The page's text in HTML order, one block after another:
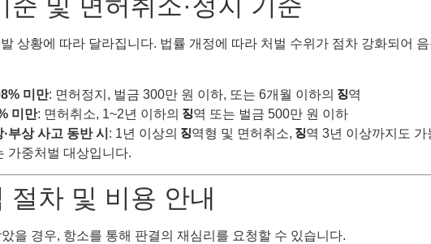
및 면허취소·정지 기준
상황에 따라 달라집니다. 법률 개정에 따라 처벌 수위가 점차 강화되어
미만: 면허정지, 벌금 300만 원 이하, 또는 6개월 이하의 징역
미만: 면허취소, 1~2년 이하의 징역 또는 벌금 500만 원 이하
부상 사고 동반 시 : 1년 이상의 징역형 및 면허취소, 징역 3년 이상까지도 가
가중처벌 대상입니다.
절차 및 비용 안내
을 경우, 항소를 통해 판결의 재심리를 요청할 수 있습니다.